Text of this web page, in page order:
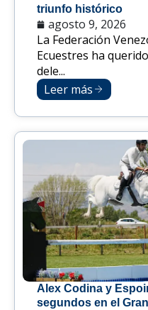
triunfo histórico
agosto 9, 2026
La Federación
Ecuestres ha
dele...
Leer más
Alex Codina y
segundos en el